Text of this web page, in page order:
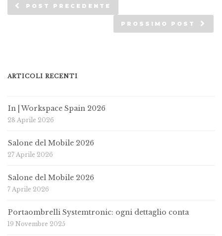
POST PRECEDENTE
PROSSIMO POST
ARTICOLI RECENTI
In | Workspace Spain 2026
28 Aprile 2026
Salone del Mobile 2026
27 Aprile 2026
Salone del Mobile 2026
7 Aprile 2026
Portaombrelli Systemtronic: ogni dettaglio conta
19 Novembre 2025